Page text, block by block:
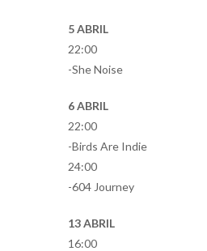
5 ABRIL
22:00
-She Noise
6 ABRIL
22:00
-Birds Are Indie
24:00
-604 Journey
13 ABRIL
16:00